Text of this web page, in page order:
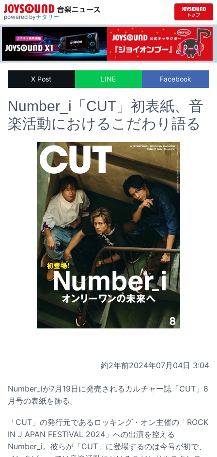
powered byナタリー
X Post LINE Facebook
Number_i「CUT」初表紙、音
楽活動におけるこだわり語る
約2年前2024年07月04日 3:04
Number_iが7月19日に発売されるカルチャー誌「CUT」8
月号の表紙を飾る。
「CUT」の発行元であるロッキング・オン主催の「ROCK
IN J APAN FESTIVAL 2024」への出演を控える
Number_i。彼らが「CUT」に登場するのは今号が初で、